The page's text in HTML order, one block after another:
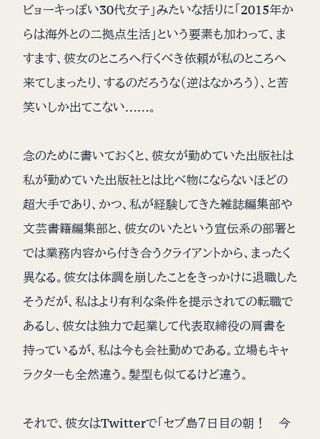
ビョーキっぽい30代女子」みたいな括りに「2015年か
らは海外との二拠点生活」という要素も加わって、ま
すます、彼女のところへ行くべき依頼が私のところへ
来てしまったり、するのだろうな（逆はなかろう）、と苦
笑いしか出てこない……。
念のために書いておくと、彼女が勤めていた出版社は
私が勤めていた出版社とは比べ物にならないほどの
超大手であり、かつ、私が経験してきた雑誌編集部や
文芸書籍編集部と、彼女のいたという宣伝系の部署と
では業務内容から付き合うクライアントから、まったく
異なる。彼女は体調を崩したことをきっかけに退職した
そうだが、私はより有利な条件を提示されての転職で
あるし、彼女は独力で起業して代表取締役の肩書を
持っているが、私は今も会社勤めである。立場もキャ
ラクターも全然違う。髪型も似てるけど違う。
それで、彼女はTwitterで「セブ島７日目の朝！ 今